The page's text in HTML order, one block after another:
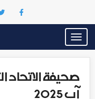
Toggle
navigation
آب 2025